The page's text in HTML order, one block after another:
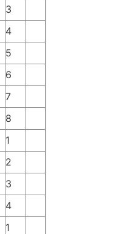
3
4
5
6
7
8
1
2
3
4
1